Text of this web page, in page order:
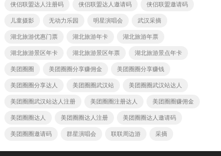
侠侣联盟达人注册码 侠侣联盟达人邀请码 侠侣联盟邀请码
儿童摄影 无动力乐园 明星演唱会 武汉采摘
湖北旅游优惠门票 湖北旅游年卡 湖北旅游年票
湖北旅游景区年卡 湖北旅游景区年票 湖北旅游景点年卡
美团圈圈 美团圈圈分享赚佣金 美团圈圈分享赚钱
美团圈圈分享达人 美团圈圈武汉站 美团圈圈武汉站达人
美团圈圈武汉站达人注册 美团圈圈注册达人 美团圈圈赚佣金
美团圈圈达人 美团圈圈达人注册 美团圈圈达人邀请码
美团圈圈邀请码 群星演唱会 联联周边游 采摘